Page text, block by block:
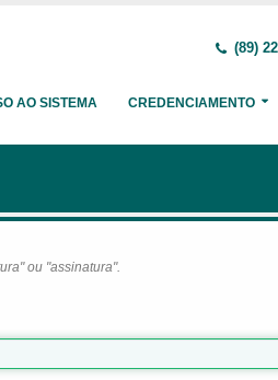
(89)
AO SISTEMA CREDENCIAMENTO
ou "assinatura".